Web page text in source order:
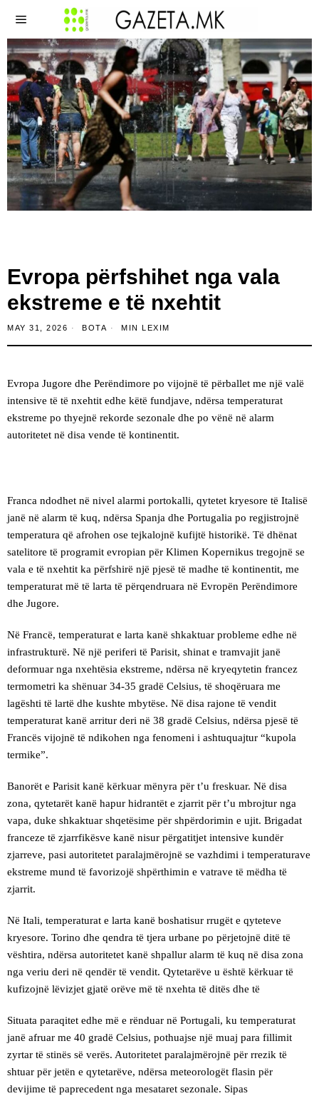
Evropa përfshihet nga vala
ekstreme e të nxehtit
MAY 31, 2026 BOTA MIN LEXIM
Evropa Jugore dhe Perëndimore po vijojnë të përballet me një valë
intensive të të nxehtit edhe këtë fundjave, ndërsa temperaturat
ekstreme po thyejnë rekorde sezonale dhe po vënë në alarm
autoritetet në disa vende të kontinentit.
Franca ndodhet në nivel alarmi portokalli, qytetet kryesore të Italisë
janë në alarm të kuq, ndërsa Spanja dhe Portugalia po regjistrojnë
temperatura që afrohen ose tejkalojnë kufijtë historikë. Të dhënat
satelitore të programit evropian për Klimen Kopernikus tregojnë se
vala e të nxehtit ka përfshirë një pjesë të madhe të kontinentit, me
temperaturat më të larta të përqendruara në Evropën Perëndimore
dhe Jugore.
Në Francë, temperaturat e larta kanë shkaktuar probleme edhe në
infrastrukturë. Në një periferi të Parisit, shinat e tramvajit janë
deformuar nga nxehtësia ekstreme, ndërsa në kryeqytetin francez
termometri ka shënuar 34-35 gradë Celsius, të shoqëruara me
lagështi të lartë dhe kushte mbytëse. Në disa rajone të vendit
temperaturat kanë arritur deri në 38 gradë Celsius, ndërsa pjesë të
Francës vijojnë të ndikohen nga fenomeni i ashtuquajtur “kupola
termike”.
Banorët e Parisit kanë kërkuar mënyra për t’u freskuar. Në disa
zona, qytetarët kanë hapur hidrantët e zjarrit për t’u mbrojtur nga
vapa, duke shkaktuar shqetësime për shpërdorimin e ujit. Brigadat
franceze të zjarrfikësve kanë nisur përgatitjet intensive kundër
zjarreve, pasi autoritetet paralajmërojnë se vazhdimi i temperaturave
ekstreme mund të favorizojë shpërthimin e vatrave të mëdha të
zjarrit.
Në Itali, temperaturat e larta kanë boshatisur rrugët e qyteteve
kryesore. Torino dhe qendra të tjera urbane po përjetojnë ditë të
vështira, ndërsa autoritetet kanë shpallur alarm të kuq në disa zona
nga veriu deri në qendër të vendit. Qytetarëve u është kërkuar të
kufizojnë lëvizjet gjatë orëve më të nxehta të ditës dhe të
Situata paraqitet edhe më e rënduar në Portugali, ku temperaturat
janë afruar me 40 gradë Celsius, pothuajse një muaj para fillimit
zyrtar të stinës së verës. Autoritetet paralajmërojnë për rrezik të
shtuar për jetën e qytetarëve, ndërsa meteorologët flasin për
devijime të paprecedent nga mesataret sezonale. Sipas